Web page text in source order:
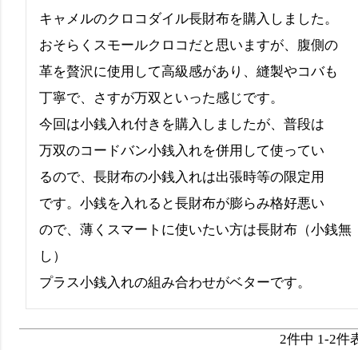
キャメルのクロコダイル長財布を購入しました。
おそらくスモールクロコだと思いますが、腹側の
革を贅沢に使用して高級感があり、縫製やコバも
丁寧で、さすが万双といった感じです。
今回は小銭入れ付きを購入しましたが、普段は
万双のコードバン小銭入れを併用して使ってい
るので、長財布の小銭入れは出張時等の限定用
です。小銭を入れると長財布が膨らみ格好悪い
ので、薄くスマートに使いたい方は長財布（小銭無
し）
2件中 1-2件